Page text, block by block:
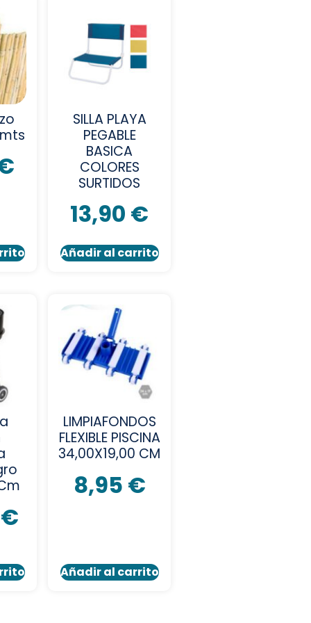
SILLA PLAYA
PEGABLE
BASICA
COLORES
SURTIDOS
13,90 €
Añadir al carrito
€
LIMPIAFONDOS
FLEXIBLE PISCINA
34,00X19,00 CM
8,95 €
Añadir al carrito